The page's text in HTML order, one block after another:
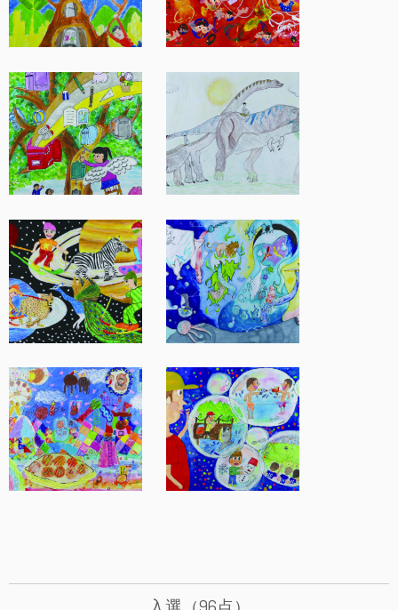
入選（96点）